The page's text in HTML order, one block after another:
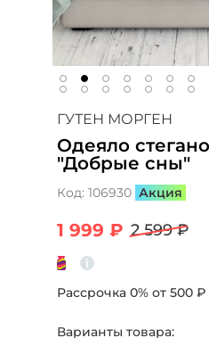
ГУТЕН МОРГЕН
Одеяло
"Добрые сны"
Код: 106930 Акция
1 999 ₽ 2 599 ₽
Рассрочка 0% от 500 ₽
Варианты товара: